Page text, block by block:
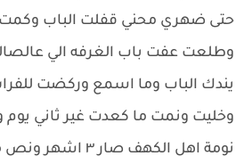
حتى ضهري محني قفلت الباب
وطلعت عفت باب الغرفه الي
يندك الباب وما اسمع وركضت
وخليت ونمت ما كعدت غير ثاني
نومة اهل الكهف صار ٣ اشهر ونص ما نايمة هاي النومة